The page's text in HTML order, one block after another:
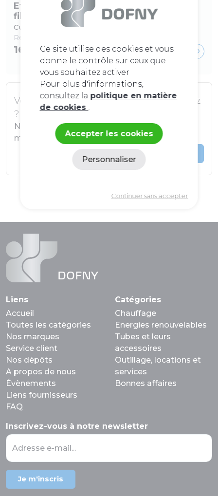
Effebi : culasses à sertir en bronze avec
filet femelle
Culasses 90 Cu a sertir 18-F1/2 EAU-GAZ
Ref :
16,05 €
Vous ne trouvez pas ce que vous cherchez
?
Nous pouvons peut-être commander le
matériel pour vous.
DOFNY
Liens
Accueil
Toutes les catégories
Nos marques
Service client
Nos dépôts
A propos de nous
Évènements
Liens fournisseurs
FAQ
Catégories
Chauffage
Energies renouvelables
Tubes et leurs
accessoires
Outillage, locations et
services
Bonnes affaires
Inscrivez-vous à notre newsletter
Adresse e-mail...
Je m'inscris
Ce site utilise des cookies et vous
donne le contrôle sur ceux que
vous souhaitez activer
Pour plus d'informations,
consultez la politique en matière
de cookies
Accepter les cookies
Continuer sans accepter
Personnaliser